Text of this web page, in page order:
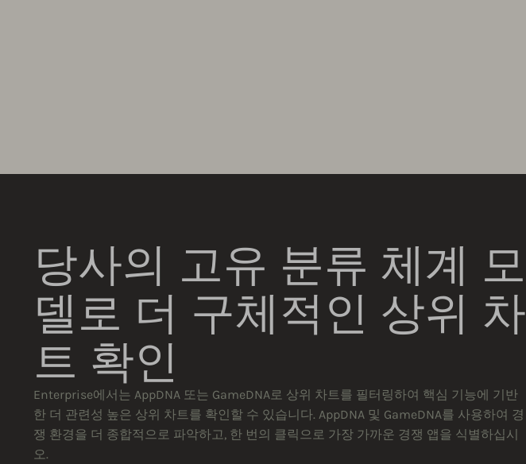
당사의 고유 분류 체계 모
델로 더 구체적인 상위 차
트 확인
Enterprise에서는 AppDNA 또는 GameDNA로 상위 차트를 필터링하여 핵심 기능에 기반
한 더 관련성 높은 상위 차트를 확인할 수 있습니다. AppDNA 및 GameDNA를 사용하여 경
쟁 환경을 더 종합적으로 파악하고, 한 번의 클릭으로 가장 가까운 경쟁 앱을 식별하십시
오.